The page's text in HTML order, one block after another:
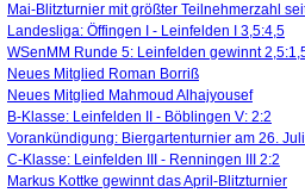
Mai-Blitzturnier mit größter Teilnehmerzahl
Landesliga: Öffingen I - Leinfelden I 3,5:4,5
WSenMM Runde 5: Leinfelden gewinnt
Neues Mitglied Roman Borriß
Neues Mitglied Mahmoud Alhajyousef
B-Klasse: Leinfelden II - Böblingen V: 2:2
Vorankündigung: Biergartenturnier am 26. Juli
C-Klasse: Leinfelden III - Renningen III 2:2
Markus Kottke gewinnt das April-Blitzturnier